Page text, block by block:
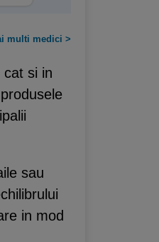
multi medici >
cat si in
sau
in mod